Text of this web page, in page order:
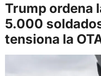
Trump ordena
5.000
tensiona la